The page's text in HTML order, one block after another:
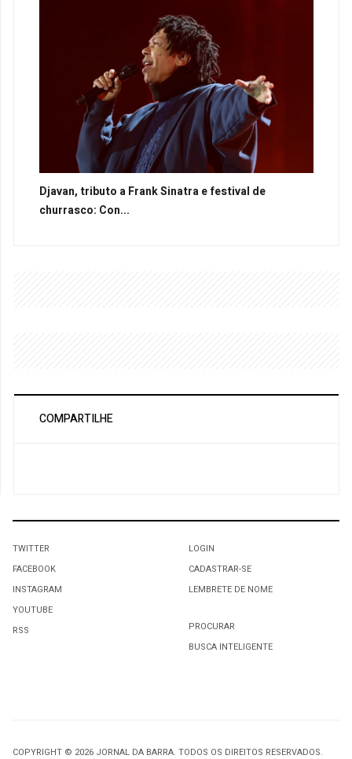
Djavan, tributo a Frank Sinatra e festival de
churrasco: Con...
COMPARTILHE
TWITTER
FACEBOOK
INSTAGRAM
YOUTUBE
RSS
LOGIN
CADASTRAR-SE
LEMBRETE DE NOME
PROCURAR
BUSCA INTELIGENTE
COPYRIGHT © 2026 JORNAL DA BARRA. TODOS OS DIREITOS RESERVADOS.